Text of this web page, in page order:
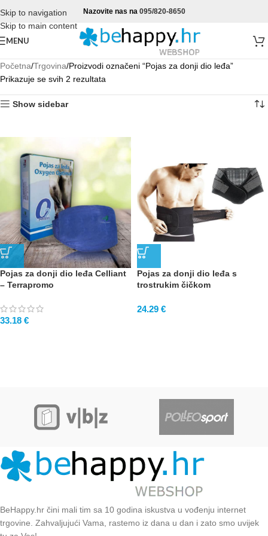
Skip to navigation
Skip to main content
Nazovite nas na 095/820-8650
MENU
Početna Trgovina Proizvodi označeni “Pojas za donji dio leđa”
Prikazuje se svih 2 rezultata
Show sidebar
Pojas za donji dio leđa Celliant
– Terrapromo
33.18 €
Pojas za donji dio leđa s
trostrukim čičkom
24.29 €
BeHappy.hr čini mali tim sa 10 godina iskustva u vođenju internet
trgovine. Zahvaljujući Vama, rastemo iz dana u dan i zato smo uvijek